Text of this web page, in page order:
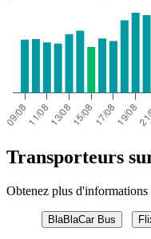
Transporteurs
Obtenez plus d'informations
BlaBlaCar Bus